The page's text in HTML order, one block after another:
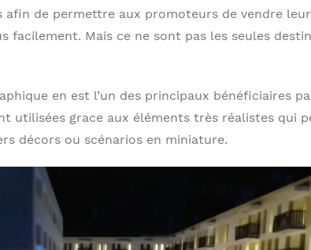
afin de permettre aux promoteurs de vendre
facilement. Mais ce ne sont pas les seules
en est l’un des principaux bénéficiaires
utilisées grace aux éléments très réalistes qui
décors ou scénarios en miniature.